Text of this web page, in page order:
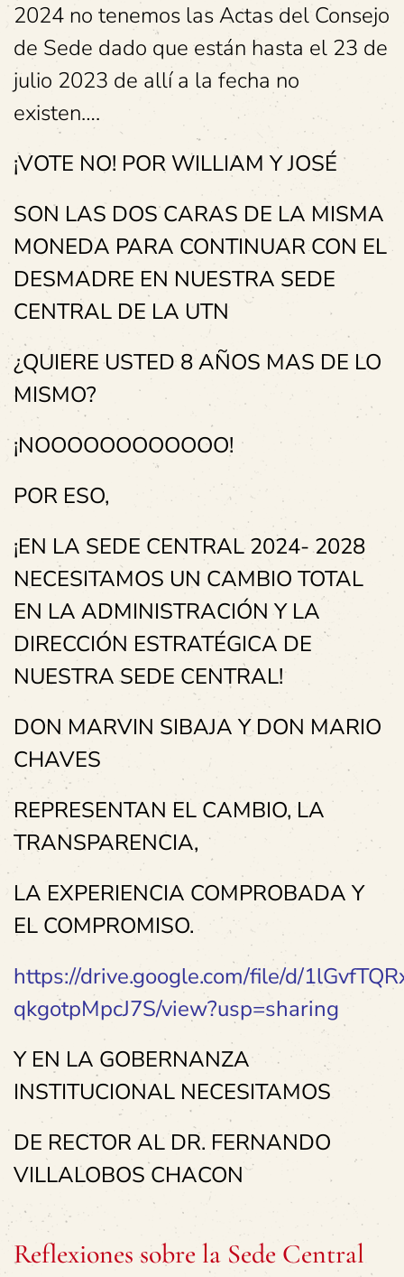
2024 no tenemos las Actas del Consejo
de Sede dado que están hasta el 23 de
julio 2023 de allí a la fecha no
existen….
¡VOTE NO! POR WILLIAM Y JOSÉ
SON LAS DOS CARAS DE LA MISMA
MONEDA PARA CONTINUAR CON EL
DESMADRE EN NUESTRA SEDE
CENTRAL DE LA UTN
¿QUIERE USTED 8 AÑOS MAS DE LO
MISMO?
¡NOOOOOOOOOOOO!
POR ESO,
¡EN LA SEDE CENTRAL 2024- 2028
NECESITAMOS UN CAMBIO TOTAL
EN LA ADMINISTRACIÓN Y LA
DIRECCIÓN ESTRATÉGICA DE
NUESTRA SEDE CENTRAL!
DON MARVIN SIBAJA Y DON MARIO
CHAVES
REPRESENTAN EL CAMBIO, LA
TRANSPARENCIA,
LA EXPERIENCIA COMPROBADA Y
EL COMPROMISO.
https://drive.google.com/file/d/
qkgotpMpcJ7S/view?usp=sharing
Y EN LA GOBERNANZA
INSTITUCIONAL NECESITAMOS
DE RECTOR AL DR. FERNANDO
VILLALOBOS CHACON
Reflexiones sobre la Sede Central